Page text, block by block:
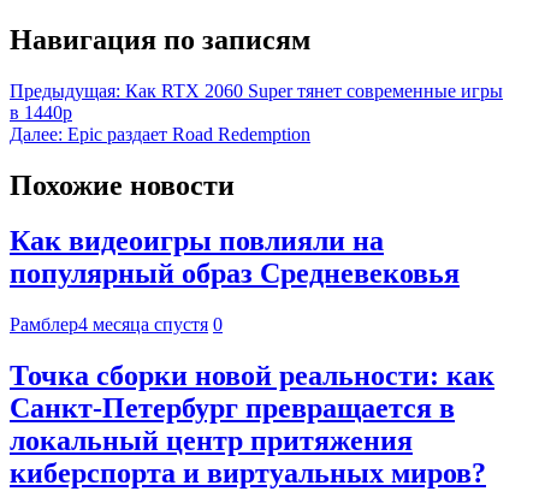
Навигация по записям
Предыдущая: Как RTX 2060 Super тянет современные игры
в 1440p
Далее: Epic раздает Road Redemption
Похожие новости
Как видеоигры повлияли на
популярный образ Средневековья
Рамблер4 месяца спустя 0
Точка сборки новой реальности: как
Санкт-Петербург превращается в
локальный центр притяжения
киберспорта и виртуальных миров?